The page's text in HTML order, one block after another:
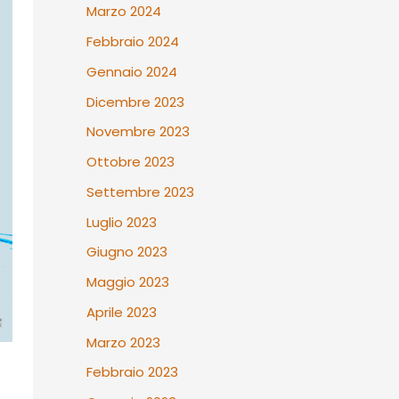
Marzo 2024
Febbraio 2024
Gennaio 2024
Dicembre 2023
Novembre 2023
Ottobre 2023
Settembre 2023
Luglio 2023
Giugno 2023
Maggio 2023
Aprile 2023
Marzo 2023
Febbraio 2023